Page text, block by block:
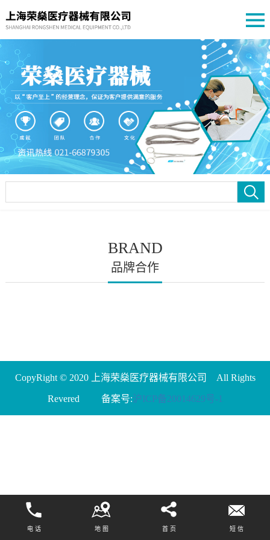
BRAND
品牌合作
CopyRight © 2020 上海荣燊医疗器械有限公司 All Rights
Revered 备案号:沪ICP备20014629号-1
电 话 地 图 首 页 短 信